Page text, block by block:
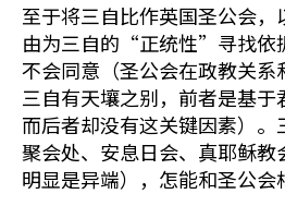
至于将三自比作英国圣公会
由为三自的“正统性”寻找依
不会同意（圣公会在政教关系
三自有天壤之别，前者是基于
而后者却没有这关键因素）。
聚会处、安息日会、真耶稣
明显是异端），怎能和圣公会